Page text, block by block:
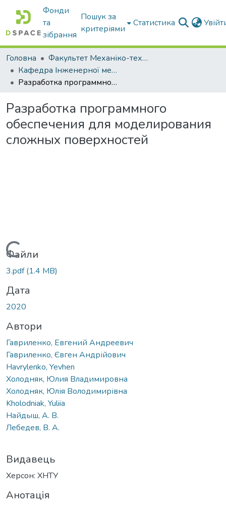
Фонди
та
зібрання
Пошук за
критеріями
Статистика
Головна
Факультет Механіко-технологічний
Кафедра Інженерної механіки та комп'ютерного проектування
Разработка программного обеспечения для моделирования сложных поверхностей
Разработка программного
обеспечения для моделирования
сложных поверхностей
Вантажиться...
Файли
3.pdf(1.4 MB)
Дата
2020
Автори
Гавриленко, Евгений Андреевич
Гавриленко, Євген Андрійович
Havrylenko, Yevhen
Холодняк, Юлия Владимировна
Холодняк, Юлія Володимирівна
Kholodniak, Yuliia
Найдыш, А. В.
Лебедев, В. А.
Видавець
Херсон: ХНТУ
Анотація